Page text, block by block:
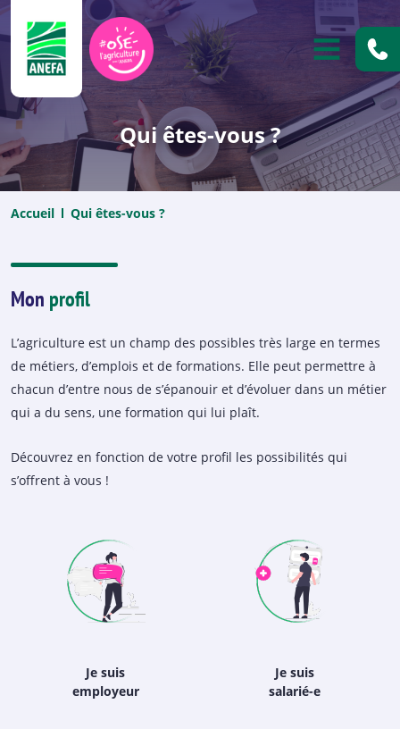
OUVRIR
Qui êtes-vous ?
Accueil Qui êtes-vous ?
Mon profil
L’agriculture est un champ des possibles très large en termes
de métiers, d’emplois et de formations. Elle peut permettre à
chacun d’entre nous de s’épanouir et d’évoluer dans un métier
qui a du sens, une formation qui lui plaît.
Découvrez en fonction de votre profil les possibilités qui
s’offrent à vous !
Je suis
employeur
Je suis
salarié-e